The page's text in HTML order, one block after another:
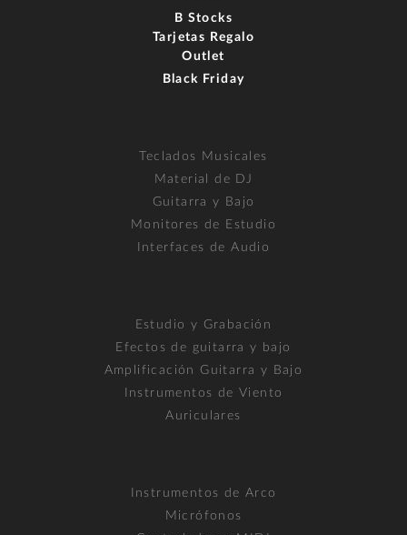
B Stocks
Tarjetas Regalo
Outlet
Black Friday
Teclados Musicales
Material de DJ
Guitarra y Bajo
Monitores de Estudio
Interfaces de Audio
Estudio y Grabación
Efectos de guitarra y bajo
Amplificación Guitarra y Bajo
Instrumentos de Viento
Auriculares
Instrumentos de Arco
Micrófonos